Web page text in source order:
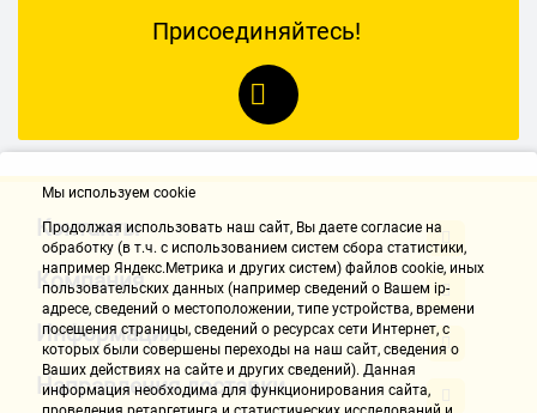
Присоединяйтесь!
Контакты
Компания
Информация
Направления доставки
Мы используем cookie
Продолжая использовать наш cайт, Вы даете согласие на
обработку (в т.ч. с использованием систем сбора статистики,
например Яндекс.Метрика и других систем) файлов cookie, иных
пользовательских данных (например сведений о Вашем ip-
адресе, сведений о местоположении, типе устройства, времени
посещения страницы, сведений о ресурсах сети Интернет, с
которых были совершены переходы на наш сайт, сведения о
Ваших действиях на сайте и других сведений). Данная
информация необходима для функционирования сайта,